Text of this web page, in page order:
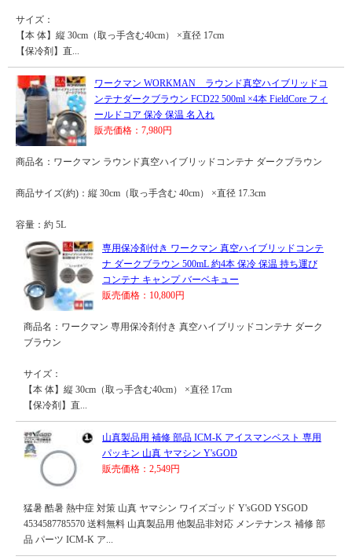
サイズ：
【本 体】縦 30cm（取っ手含む40cm） ×直径 17cm
【保冷剤】直...
ワークマン WORKMAN ラウンド真空ハイブリッドコ
ンテナダークブラウン FCD22 500ml ×4本 FieldCore フィ
ールドコア 保冷 保温 名入れ
販売価格：7,980円
商品名：ワークマン ラウンド真空ハイブリッドコンテナ ダークブラウン
商品サイズ(約)：縦 30cm（取っ手含む 40cm） ×直径 17.3cm
容量：約 5L
専用保冷剤付き ワークマン 真空ハイブリッドコンテ
ナ ダークブラウン 500mL 約4本 保冷 保温 持ち運び
コンテナ キャンプ バーベキュー
販売価格：10,800円
商品名：ワークマン 専用保冷剤付き 真空ハイブリッドコンテナ ダーク
ブラウン
サイズ：
【本 体】縦 30cm（取っ手含む40cm） ×直径 17cm
【保冷剤】直...
山真製品用 補修 部品 ICM-K アイスマンベスト 専用
パッキン 山真 ヤマシン Y'sGOD
販売価格：2,549円
猛暑 酷暑 熱中症 対策 山真 ヤマシン ワイズゴッド Y'sGOD YSGOD
4534587785570 送料無料 山真製品用 他製品非対応 メンテナンス 補修 部
品 パーツ ICM-K ア...